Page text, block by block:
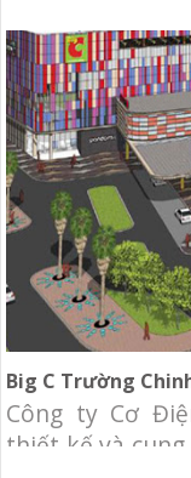
trí Poker Face.
Địa điểm: Số 3
Quận 7, Tp.Hồ
mục:
Big C Trường
Công ty Cơ
thiết kế và